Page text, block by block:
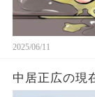
2025/06/11
中居正広の現